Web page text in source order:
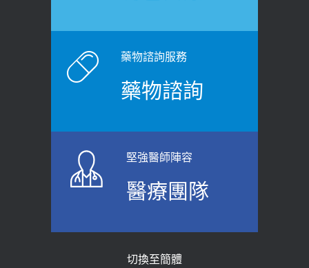
原則避免血糖血壓飆高
2026-06-08
上班常待在冷氣房？小心泌尿道感染
醫示警：1病症嚴重恐喪命
老後睡不好、夜間易跌倒
2021-03-05
骨科魏志定主任接受專訪 【年代電視
質密度檢查！醫：注意5重點可逆轉
藥物諮詢服務
藥物諮詢
堅強醫師陣容
醫療團隊
切換至簡體